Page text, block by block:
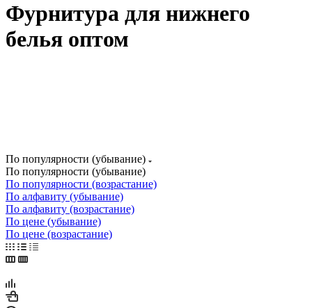
Фурнитура для нижнего
белья оптом
По популярности (убывание)
По популярности (убывание)
По популярности (возрастание)
По алфавиту (убывание)
По алфавиту (возрастание)
По цене (убывание)
По цене (возрастание)